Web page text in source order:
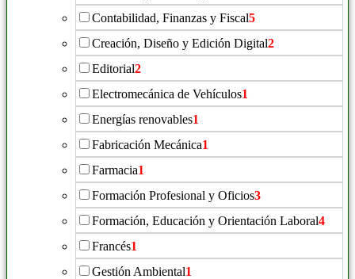
Contabilidad, Finanzas y Fiscal5
Creación, Diseño y Edición Digital2
Editorial2
Electromecánica de Vehículos1
Energías renovables1
Fabricación Mecánica1
Farmacia1
Formación Profesional y Oficios3
Formación, Educación y Orientación Laboral4
Francés1
Gestión Ambiental1